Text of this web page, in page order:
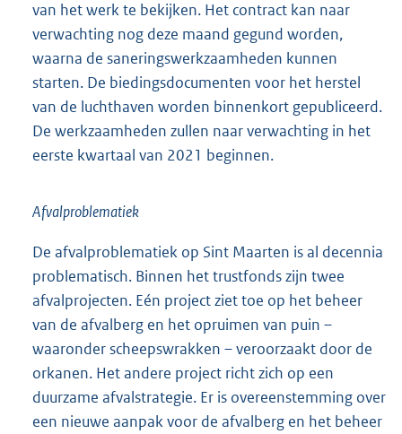
van het werk te bekijken. Het contract kan naar
verwachting nog deze maand gegund worden,
waarna de saneringswerkzaamheden kunnen
starten. De biedingsdocumenten voor het herstel
van de luchthaven worden binnenkort gepubliceerd.
De werkzaamheden zullen naar verwachting in het
eerste kwartaal van 2021 beginnen.
Afvalproblematiek
De afvalproblematiek op Sint Maarten is al decennia
problematisch. Binnen het trustfonds zijn twee
afvalprojecten. Eén project ziet toe op het beheer
van de afvalberg en het opruimen van puin –
waaronder scheepswrakken – veroorzaakt door de
orkanen. Het andere project richt zich op een
duurzame afvalstrategie. Er is overeenstemming over
een nieuwe aanpak voor de afvalberg en het beheer